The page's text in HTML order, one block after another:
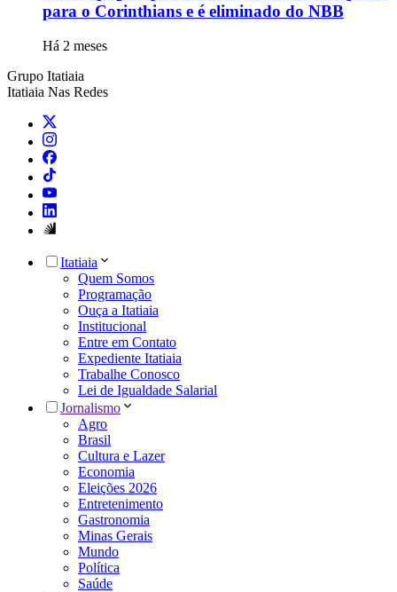
para o Corinthians e é eliminado do NBB
Há 2 meses
Grupo Itatiaia
Itatiaia Nas Redes
Itatiaia
Quem Somos
Programação
Ouça a Itatiaia
Institucional
Entre em Contato
Expediente Itatiaia
Trabalhe Conosco
Lei de Igualdade Salarial
Jornalismo
Agro
Brasil
Cultura e Lazer
Economia
Eleições 2026
Entretenimento
Gastronomia
Minas Gerais
Mundo
Política
Saúde